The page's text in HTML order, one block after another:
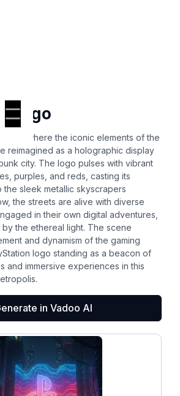
logo
vision where the iconic elements of the
reimagined as a holographic display
city. The logo pulses with vibrant
purples, and reds, casting its
the sleek metallic skyscrapers
the streets are alive with diverse
in their own digital adventures,
by the ethereal light. The scene
and dynamism of the gaming
logo standing as a beacon of
and immersive experiences in this
in Vadoo AI